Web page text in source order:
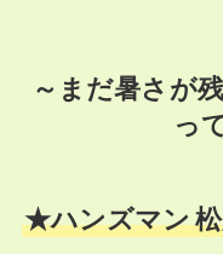
～まだ暑さが
っ
★ハンズマン